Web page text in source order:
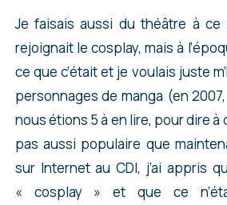
Je faisais aussi du théâtre à ce
rejoignait le cosplay, mais à
ce que c’était et je voulais juste
personnages de manga (en
nous étions 5 à en lire, pour dire à
pas aussi populaire que
sur Internet au CDI, j’ai appris
« cosplay » et que ce